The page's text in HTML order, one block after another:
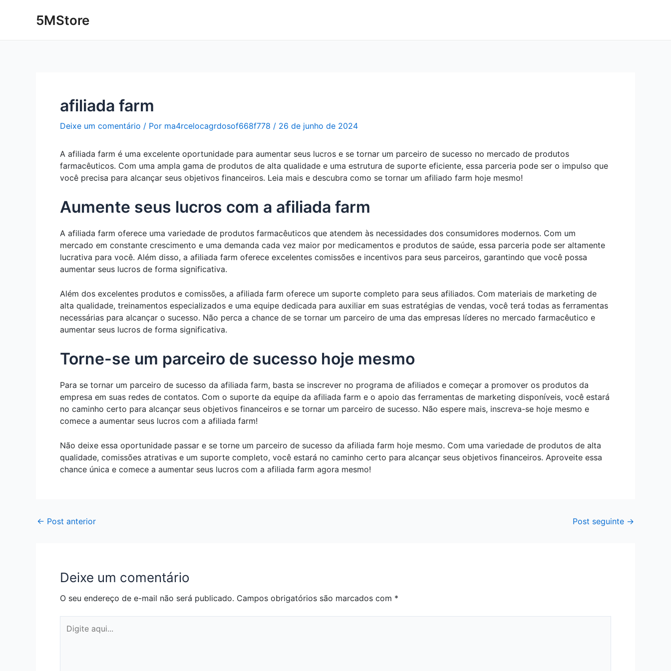
5MStore
afiliada farm
Deixe um comentário / Por ma4rcelocagrdosof668f778 / 26 de junho de 2024
A afiliada farm é uma excelente oportunidade para aumentar seus lucros e se tornar um parceiro de sucesso no mercado de produtos
farmacêuticos. Com uma ampla gama de produtos de alta qualidade e uma estrutura de suporte eficiente, essa parceria pode ser o impulso que
você precisa para alcançar seus objetivos financeiros. Leia mais e descubra como se tornar um afiliado farm hoje mesmo!
Aumente seus lucros com a afiliada farm
A afiliada farm oferece uma variedade de produtos farmacêuticos que atendem às necessidades dos consumidores modernos. Com um
mercado em constante crescimento e uma demanda cada vez maior por medicamentos e produtos de saúde, essa parceria pode ser altamente
lucrativa para você. Além disso, a afiliada farm oferece excelentes comissões e incentivos para seus parceiros, garantindo que você possa
aumentar seus lucros de forma significativa.
Além dos excelentes produtos e comissões, a afiliada farm oferece um suporte completo para seus afiliados. Com materiais de marketing de
alta qualidade, treinamentos especializados e uma equipe dedicada para auxiliar em suas estratégias de vendas, você terá todas as ferramentas
necessárias para alcançar o sucesso. Não perca a chance de se tornar um parceiro de uma das empresas líderes no mercado farmacêutico e
aumentar seus lucros de forma significativa.
Torne-se um parceiro de sucesso hoje mesmo
Para se tornar um parceiro de sucesso da afiliada farm, basta se inscrever no programa de afiliados e começar a promover os produtos da
empresa em suas redes de contatos. Com o suporte da equipe da afiliada farm e o apoio das ferramentas de marketing disponíveis, você estará
no caminho certo para alcançar seus objetivos financeiros e se tornar um parceiro de sucesso. Não espere mais, inscreva-se hoje mesmo e
comece a aumentar seus lucros com a afiliada farm!
Não deixe essa oportunidade passar e se torne um parceiro de sucesso da afiliada farm hoje mesmo. Com uma variedade de produtos de alta
qualidade, comissões atrativas e um suporte completo, você estará no caminho certo para alcançar seus objetivos financeiros. Aproveite essa
chance única e comece a aumentar seus lucros com a afiliada farm agora mesmo!
navigation
← Post anterior Post seguinte →
Deixe um comentário
O seu endereço de e-mail não será publicado. Campos obrigatórios são marcados com *
aqui...